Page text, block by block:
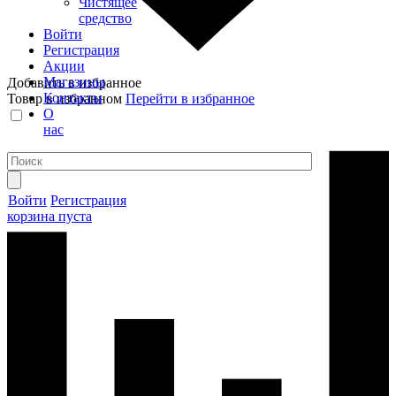
средство
Войти
Регистрация
Акции
Магазины
Контакты
О
нас
Войти Регистрация
корзина пуста
Добавить в избранное
Товар в избранном Перейти в избранное